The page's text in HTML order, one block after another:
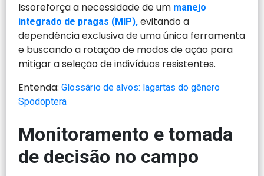
Issoreforça a necessidade de um manejo
integrado de pragas (MIP), evitando a
dependência exclusiva de uma única ferramenta
e buscando a rotação de modos de ação para
mitigar a seleção de indivíduos resistentes.
Entenda:Glossário de alvos: lagartas do gênero
Spodoptera
Monitoramento e tomada
de decisão no campo